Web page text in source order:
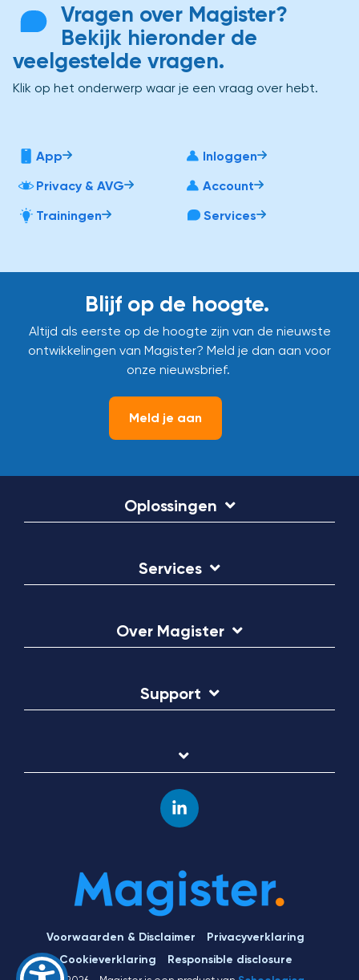
Vragen over Magister?
Bekijk hieronder de
veelgestelde vragen.
Klik op het onderwerp waar je een vraag over hebt.
App
Inloggen
Privacy & AVG
Account
Trainingen
Services
Blijf op de hoogte.
Altijd als eerste op de hoogte zijn van de nieuwste
ontwikkelingen van Magister? Meld je dan aan voor
onze nieuwsbrief.
Meld je aan
Oplossingen
Services
Over Magister
Support
Voorwaarden & Disclaimer
Privacyverklaring
Cookieverklaring
Responsible disclosure
Linkedin